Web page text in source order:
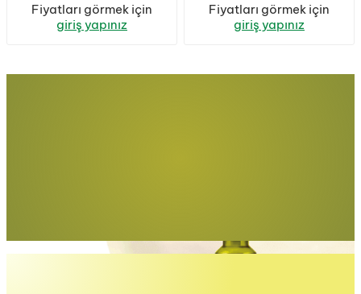
Teneke 1 Koli (4
Adet)
Fiyatları görmek için
giriş yapınız
Fiyatları görmek için
giriş yapınız